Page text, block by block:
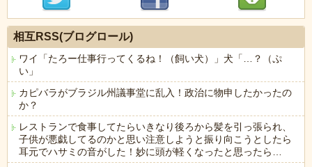
相互RSS(ブログロール)
ワイ「たろー仕事行ってくるね！（飼い犬）」犬「…？（ぷ
い」
カピバラがブラジル州議事堂に乱入！政治に物申したかったの
か？
レストランで食事してたらいきなり後ろから髪を引っ張られ、
子供が悪戯してるのかと思い注意しようと振り向こうとしたら
耳元でハサミの音がした！妙に頭が軽くなったと思ったら…